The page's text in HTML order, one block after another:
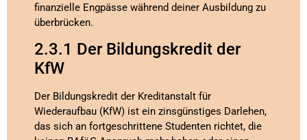
finanzielle Engpässe während deiner Ausbildung zu
überbrücken.
2.3.1 Der Bildungskredit der
KfW
Der Bildungskredit der Kreditanstalt für
Wiederaufbau (KfW) ist ein zinsgünstiges Darlehen,
das sich an fortgeschrittene Studenten richtet, die